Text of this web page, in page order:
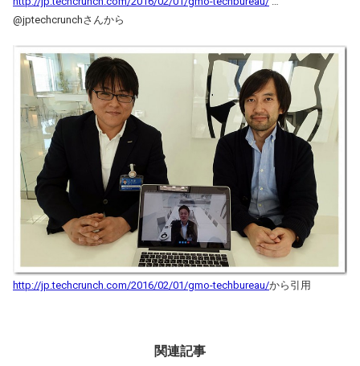
@jptechcrunchさんから
http://jp.techcrunch.com/2016/02/01/gmo-techbureau/から引用
関連記事